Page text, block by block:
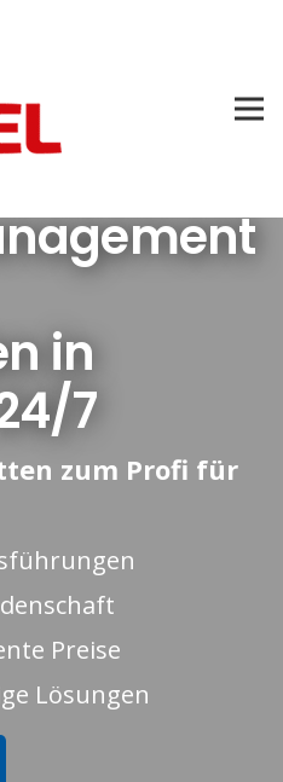
in
7
zum Profi für
Preise
Lösungen